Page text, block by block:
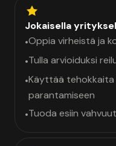
Jokaisella
•Oppia virheistä ja
•Tulla arvioiduksi
•Käyttää tehokkaita
parantamiseen
•Tuoda esiin